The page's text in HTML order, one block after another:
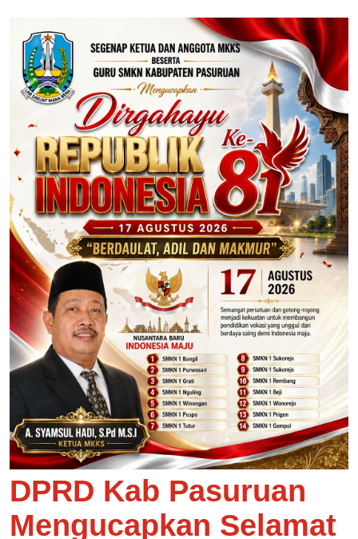
DPRD Kab Pasuruan
Mengucapkan Selamat